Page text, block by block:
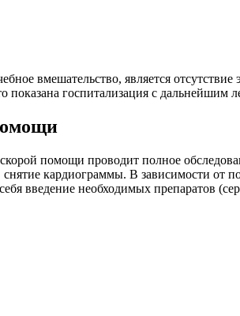
вмешательство, является
показана госпитализация с дальнейшим
помощи проводит полное
кардиограммы. В зависимости от
введение необходимых препаратов